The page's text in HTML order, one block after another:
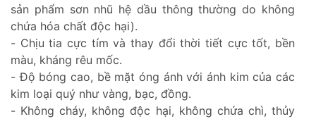
sản phẩm sơn nhũ hệ dầu thông thường do không
chứa hóa chất độc hại).
- Chịu tia cực tím và thay đổi thời tiết cực tốt, bền
màu, kháng rêu mốc.
- Độ bóng cao, bề mặt óng ánh với ánh kim của các
kim loại quý như vàng, bạc, đồng.
- Không cháy, không độc hại, không chứa chì, thủy